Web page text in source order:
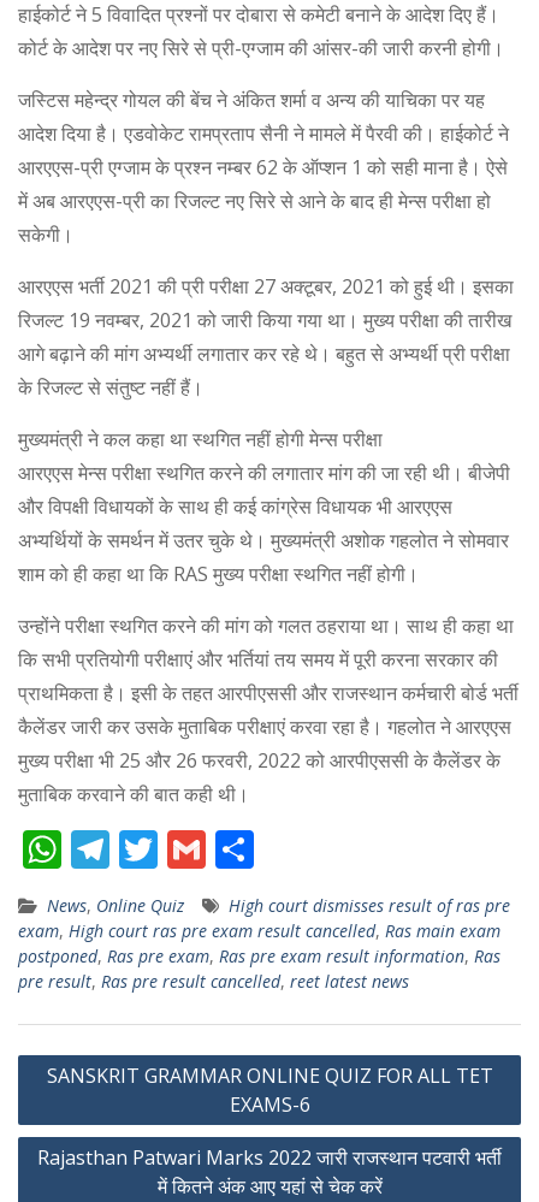
हाईकोर्ट ने 5 विवादित प्रश्नों पर दोबारा से कमेटी बनाने के आदेश दिए हैं।
कोर्ट के आदेश पर नए सिरे से प्री-एग्जाम की आंसर-की जारी करनी होगी।
जस्टिस महेन्द्र गोयल की बेंच ने अंकित शर्मा व अन्य की याचिका पर यह
आदेश दिया है। एडवोकेट रामप्रताप सैनी ने मामले में पैरवी की। हाईकोर्ट ने
आरएएस-प्री एग्जाम के प्रश्न नम्बर 62 के ऑप्शन 1 को सही माना है। ऐसे
में अब आरएएस-प्री का रिजल्ट नए सिरे से आने के बाद ही मेन्स परीक्षा हो
सकेगी।
आरएएस भर्ती 2021 की प्री परीक्षा 27 अक्टूबर, 2021 को हुई थी। इसका
रिजल्ट 19 नवम्बर, 2021 को जारी किया गया था। मुख्य परीक्षा की तारीख
आगे बढ़ाने की मांग अभ्यर्थी लगातार कर रहे थे। बहुत से अभ्यर्थी प्री परीक्षा
के रिजल्ट से संतुष्ट नहीं हैं।
मुख्यमंत्री ने कल कहा था स्थगित नहीं होगी मेन्स परीक्षा
आरएएस मेन्स परीक्षा स्थगित करने की लगातार मांग की जा रही थी। बीजेपी
और विपक्षी विधायकों के साथ ही कई कांग्रेस विधायक भी आरएएस
अभ्यर्थियों के समर्थन में उतर चुके थे। मुख्यमंत्री अशोक गहलोत ने सोमवार
शाम को ही कहा था कि RAS मुख्य परीक्षा स्थगित नहीं होगी।
उन्होंने परीक्षा स्थगित करने की मांग को गलत ठहराया था। साथ ही कहा था
कि सभी प्रतियोगी परीक्षाएं और भर्तियां तय समय में पूरी करना सरकार की
प्राथमिकता है। इसी के तहत आरपीएससी और राजस्थान कर्मचारी बोर्ड भर्ती
कैलेंडर जारी कर उसके मुताबिक परीक्षाएं करवा रहा है। गहलोत ने आरएएस
मुख्य परीक्षा भी 25 और 26 फरवरी, 2022 को आरपीएससी के कैलेंडर के
मुताबिक करवाने की बात कही थी।
W
at
s
A
p
p
T
el
e
gr
a
m
T
w
itt
er
G
m
ai
l
h
ar
e
News, Online Quiz
High court dismisses result of ras pre
exam, High court ras pre exam result cancelled, Ras main exam
postponed, Ras pre exam, Ras pre exam result information, Ras
pre result, Ras pre result cancelled, reet latest news
Post
navigation
SANSKRIT GRAMMAR ONLINE QUIZ FOR ALL TET
EXAMS-6
Rajasthan Patwari Marks 2022 जारी राजस्थान पटवारी भर्ती
में कितने अंक आए यहां से चेक करें